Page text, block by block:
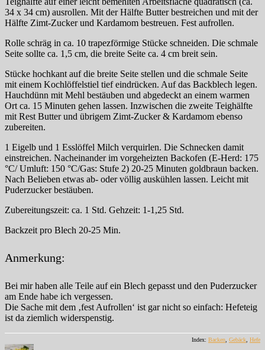
34 x 34 cm) ausrollen. Mit der Hälfte Butter bestreichen und mit der
Hälfte Zimt-Zucker und Kardamom bestreuen. Fest aufrollen.
Rolle schräg in ca. 10 trapezförmige Stücke schneiden. Die schmale
Seite sollte ca. 1,5 cm, die breite Seite ca. 4 cm breit sein.
Stücke hochkant auf die breite Seite stellen und die schmale Seite
mit einem Kochlöffelstiel tief eindrücken. Auf das Backblech legen.
Hauchdünn mit Mehl bestäuben und abgedeckt an einem warmen
Ort ca. 15 Minuten gehen lassen. Inzwischen die zweite Teighälfte
mit Rest Butter und übrigem Zimt-Zucker & Kardamom ebenso
zubereiten.
1 Eigelb und 1 Esslöffel Milch verquirlen. Die Schnecken damit
einstreichen. Nacheinander im vorgeheizten Backofen (E-Herd: 175
°C/ Umluft: 150 °C/Gas: Stufe 2) 20-25 Minuten goldbraun backen.
Nach Belieben etwas ab- oder völlig auskühlen lassen. Leicht mit
Puderzucker bestäuben.
Zubereitungszeit: ca. 1 Std. Gehzeit: 1-1,25 Std.
Backzeit pro Blech 20-25 Min.
Anmerkung:
Bei mir haben alle Teile auf ein Blech gepasst und den Puderzucker
am Ende habe ich vergessen.
Die Sache mit dem ‚fest Aufrollen‘ ist gar nicht so einfach: Hefeteig
ist da ziemlich widerspenstig.
Index: Backen Gebäck Hefe